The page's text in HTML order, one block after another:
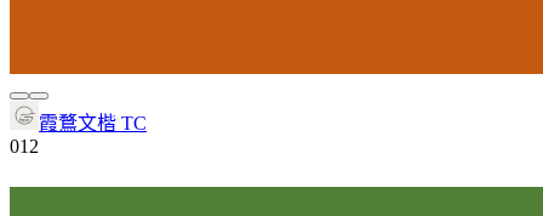
霞鶩文楷 TC
012